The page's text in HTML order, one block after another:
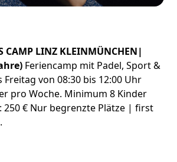
CAMP LINZ KLEINMÜNCHEN|
Feriencamp mit Padel, Sport &
Freitag von 08:30 bis 12:00 Uhr
pro Woche. Minimum 8 Kinder
250 € Nur begrenzte Plätze | first